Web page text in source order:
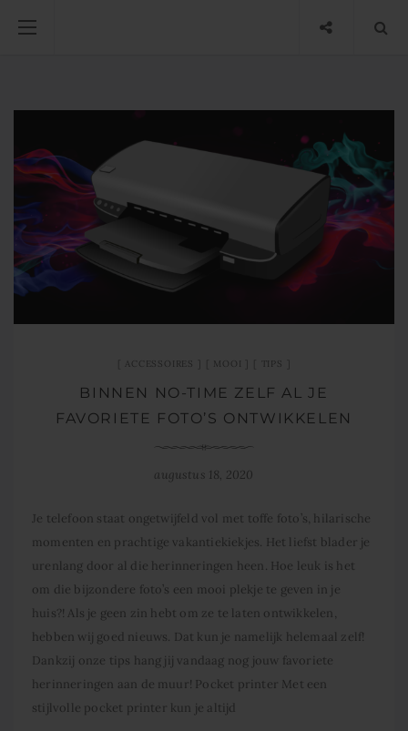
ACCESSOIRES MOOI TIPS
BINNEN NO-TIME ZELF AL JE
FAVORIETE FOTO’S ONTWIKKELEN
augustus 18, 2020
Je telefoon staat ongetwijfeld vol met toffe foto’s, hilarische
momenten en prachtige vakantiekiekjes. Het liefst blader je
urenlang door al die herinneringen heen. Hoe leuk is het
om die bijzondere foto’s een mooi plekje te geven in je
huis?! Als je geen zin hebt om ze te laten ontwikkelen,
hebben wij goed nieuws. Dat kun je namelijk helemaal zelf!
Dankzij onze tips hang jij vandaag nog jouw favoriete
herinneringen aan de muur! Pocket printer Met een
stijlvolle pocket printer kun je altijd